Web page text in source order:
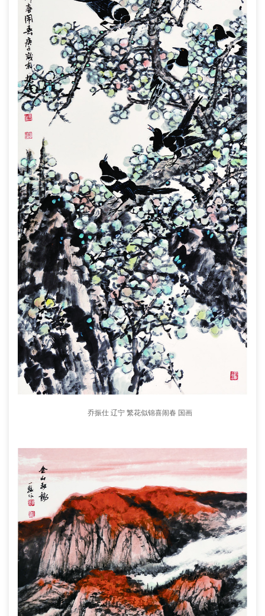
乔振仕 辽宁 繁花似锦喜闹春 国画